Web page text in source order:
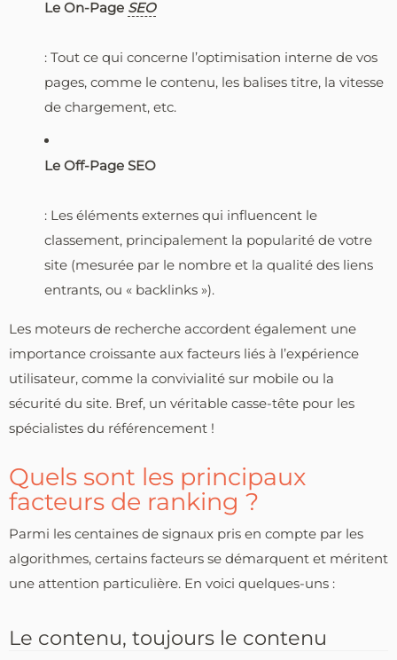
Le On-Page SEO
: Tout ce qui concerne l’optimisation interne de vos
pages, comme le contenu, les balises titre, la vitesse
de chargement, etc.
Le Off-Page SEO
: Les éléments externes qui influencent le
classement, principalement la popularité de votre
site (mesurée par le nombre et la qualité des liens
entrants, ou « backlinks »).
Les moteurs de recherche accordent également une
importance croissante aux facteurs liés à l’expérience
utilisateur, comme la convivialité sur mobile ou la
sécurité du site. Bref, un véritable casse-tête pour les
spécialistes du référencement !
Quels sont les principaux
facteurs de ranking ?
Parmi les centaines de signaux pris en compte par les
algorithmes, certains facteurs se démarquent et méritent
une attention particulière. En voici quelques-uns :
Le contenu, toujours le contenu